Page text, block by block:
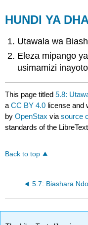
HUNDI YA
Utawala wa
Eleza mipango
usimamizi
This page titled5.8:
aCC BY 4.0 license and
byOpenStax viasource
standards of the
Back to top